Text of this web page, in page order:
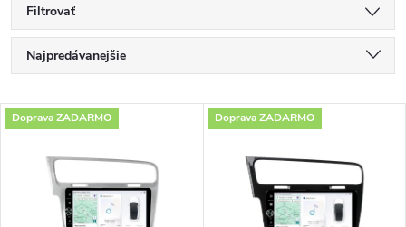
Filtrovať
R
a
Najpredávanejšie
Najdrahšie
Abecedne
V
Doprava ZADARMO Doprava ZADARMO